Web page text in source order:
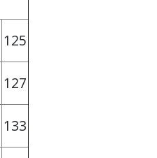
125
127
133